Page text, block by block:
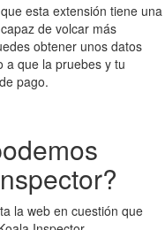
esta extensión tiene una
de volcar más
obtener unos datos
a que la pruebes y tu
pago.
la web en cuestión que